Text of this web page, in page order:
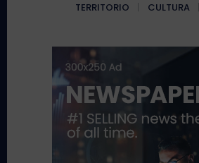
TERRITORIO
CULTURA